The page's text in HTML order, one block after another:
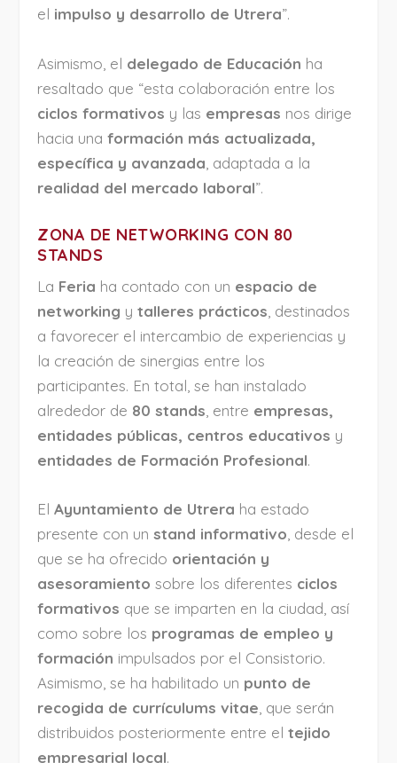
el impulso y desarrollo de Utrera”.
Asimismo, el delegado de Educación ha
resaltado que “esta colaboración entre los
ciclos formativos y las empresas nos dirige
hacia unaformación más actualizada,
específica y avanzada , adaptada a la
realidad del mercado laboral”.
ZONA DE NETWORKING CON 80
STANDS
La Feria ha contado con un espacio de
networking ytalleres prácticos , destinados
a favorecer el intercambio de experiencias y
la creación de sinergias entre los
participantes. En total, se han instalado
alrededor de 80 stands , entre empresas,
entidades públicas, centros educativos y
entidades de Formación Profesional.
ElAyuntamiento de Utrera ha estado
presente con unstand informativo , desde el
que se ha ofrecido orientación y
asesoramiento sobre los diferentes ciclos
formativos que se imparten en la ciudad, así
como sobre los programas de empleo y
formación impulsados por el Consistorio.
Asimismo, se ha habilitado un punto de
recogida de currículums vitae , que serán
distribuidos posteriormente entre eltejido
empresarial local.